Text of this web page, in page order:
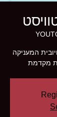
המעניקה
מקדמת